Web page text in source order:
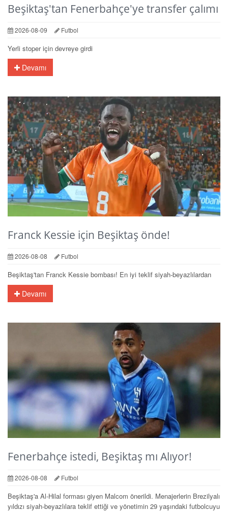
Beşiktaş'tan Fenerbahçe'ye transfer çalımı
2026-08-09 Futbol
Yerli stoper için devreye girdi
Devamı
Franck Kessie için Beşiktaş önde!
2026-08-08 Futbol
Beşiktaş'tan Franck Kessie bombası! En iyi teklif siyah-beyazlılardan
Devamı
Fenerbahçe istedi, Beşiktaş mı Alıyor!
2026-08-08 Futbol
Beşiktaş'a Al-Hilal forması giyen Malcom önerildi. Menajerlerin Brezilyalı
yıldızı siyah-beyazlılara teklif ettiği ve yönetimin 29 yaşındaki futbolcuyu